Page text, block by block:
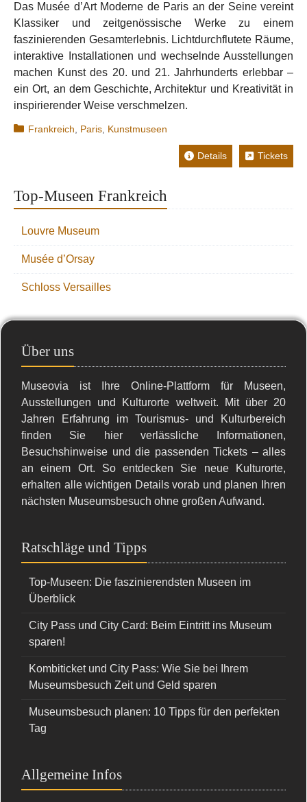
Das Musée d’Art Moderne de Paris an der Seine vereint
Klassiker und zeitgenössische Werke zu einem
faszinierenden Gesamterlebnis. Lichtdurchflutete Räume,
interaktive Installationen und wechselnde Ausstellungen
machen Kunst des 20. und 21. Jahrhunderts erlebbar –
ein Ort, an dem Geschichte, Architektur und Kreativität in
inspirierender Weise verschmelzen.
Kategorien
Frankreich Paris Kunstmuseen
Details Tickets
Top-Museen Frankreich
Louvre Museum
Musée d’Orsay
Schloss Versailles
Über uns
Museovia ist Ihre Online-Plattform für Museen,
Ausstellungen und Kulturorte weltweit. Mit über 20
Jahren Erfahrung im Tourismus- und Kulturbereich
finden Sie hier verlässliche Informationen,
Besuchshinweise und die passenden Tickets – alles
an einem Ort. So entdecken Sie neue Kulturorte,
erhalten alle wichtigen Details vorab und planen Ihren
nächsten Museumsbesuch ohne großen Aufwand.
Ratschläge und Tipps
Top-Museen: Die faszinierendsten Museen im
Überblick
City Pass und City Card: Beim Eintritt ins Museum
sparen!
Kombiticket und City Pass: Wie Sie bei Ihrem
Museumsbesuch Zeit und Geld sparen
Museumsbesuch planen: 10 Tipps für den perfekten
Tag
Allgemeine Infos